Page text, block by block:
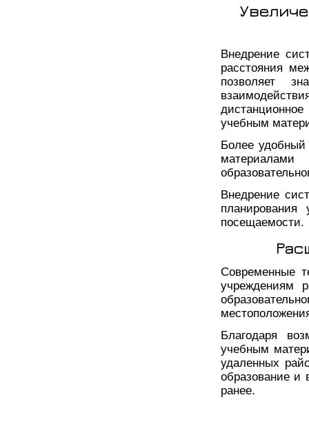
Внедрение
расстояния
позволяет
учебным
Более
Внедрение
посещаемости.
Современные
учреждениям
Благодаря
учебным
удаленных
образование и
ранее.